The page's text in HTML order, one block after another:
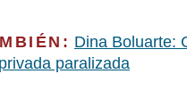
Dina Boluarte:
paralizada